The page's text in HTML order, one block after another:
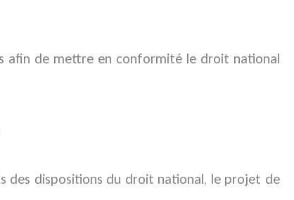
afin de mettre en conformité le droit national
des dispositions du droit national, le projet de